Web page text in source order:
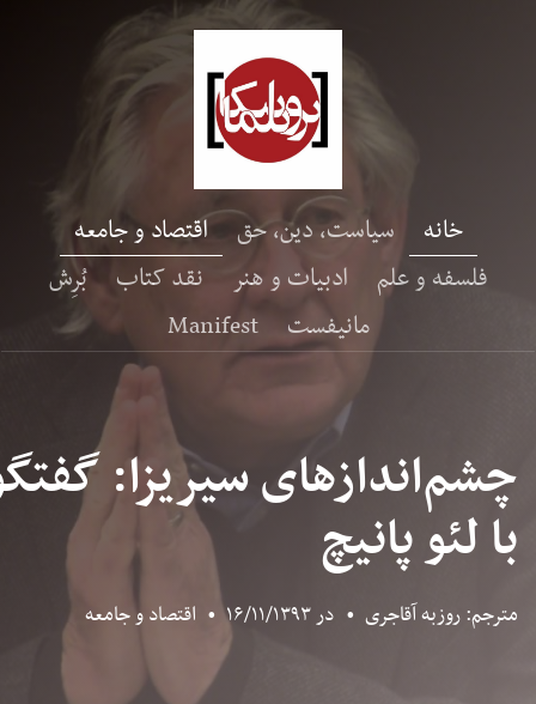
خانه سیاست، دین، حق
اقتصاد و جامعه
فلسفه و علم
ادبیات و هنر نقد کتاب
بُرِش
مانیفست
Manifest
چشم‌اندازهای سیریزا:
با لئو پانیچ
مترجم: روزبه آقاجری • در۱۶/۱۱/۱۳۹۳ • اقتصاد و جامعه